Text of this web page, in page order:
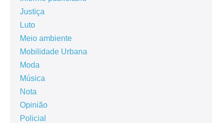
Justiça
Luto
Meio ambiente
Mobilidade Urbana
Moda
Música
Nota
Opinião
Policial